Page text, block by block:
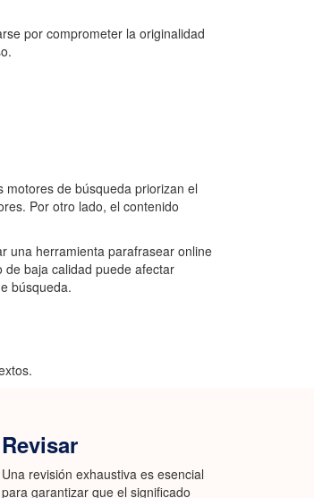
por comprometer la originalidad
de búsqueda priorizan el
Por otro lado, el contenido
una herramienta parafrasear online
baja calidad puede afectar
búsqueda.
Revisar
Una revisión exhaustiva es esencial
para garantizar que el significado